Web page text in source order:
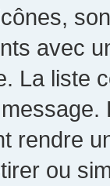
avec
La liste
rendre
ou